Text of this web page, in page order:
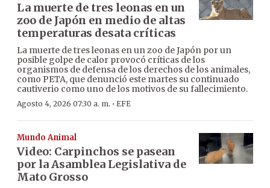
La muerte de tres leonas en un
zoo de Japón en medio de altas
temperaturas desata críticas
La muerte de tres leonas en un zoo de Japón por un
posible golpe de calor provocó críticas de los
organismos de defensa de los derechos de los animales,
como PETA, que denunció este martes su continuado
cautiverio como uno de los motivos de su fallecimiento.
Agosto 4, 2026 07:30 a. m. · EFE
Mundo Animal
Video: Carpinchos se pasean
por la Asamblea Legislativa de
Mato Grosso